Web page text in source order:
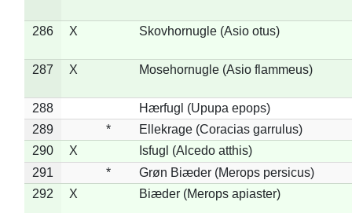
286 X Skovhornugle (Asio otus)
287 X Mosehornugle (Asio flammeus)
288
Hærfugl (Upupa epops)
289
*
Ellekrage (Coracias garrulus)
290
X
Isfugl (Alcedo atthis)
291
*
Grøn Biæder (Merops persicus)
292
X Biæder (Merops apiaster)